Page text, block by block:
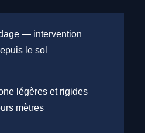
— intervention
le sol
légères et rigides
mètres